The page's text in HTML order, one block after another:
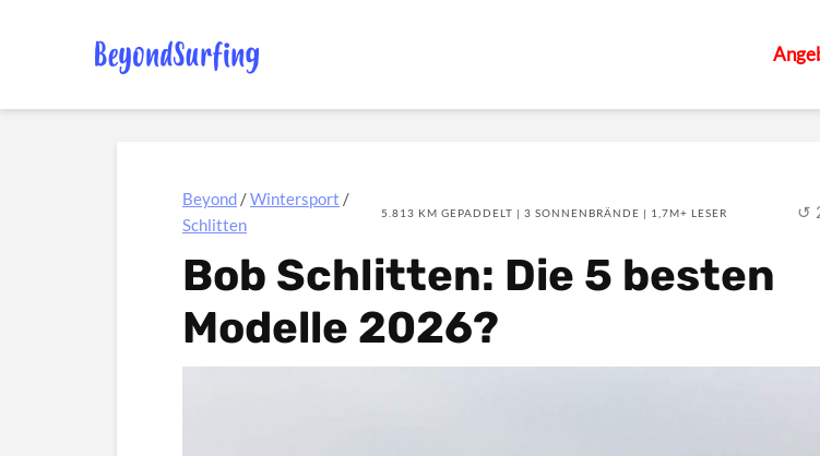
Beyond /Wintersport /
Schlitten
5.813 KM GEPADDELT | 3 SONNENBRÄNDE | 1,7M+ LESER
Bob Schlitten: Die 5 besten
Modelle 2026?